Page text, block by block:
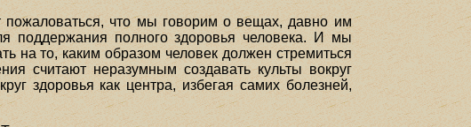
пожаловаться, что мы говорим о вещах, давно им
поддержания полного здоровья человека. И мы
на то, каким образом человек должен стремиться
считают неразумным создавать культы вокруг
здоровья как центра, избегая самих болезней,